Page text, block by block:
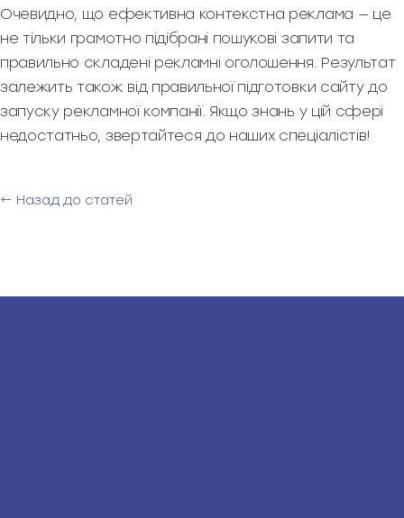
Очевидно, що ефективна контекстна реклама — це
не тільки грамотно підібрані пошукові запити та
правильно складені рекламні оголошення. Результат
залежить також від правильної підготовки сайту до
запуску рекламної компанії. Якщо знань у цій сфері
недостатньо, звертайтеся до наших спеціалістів!
← Назад до статей